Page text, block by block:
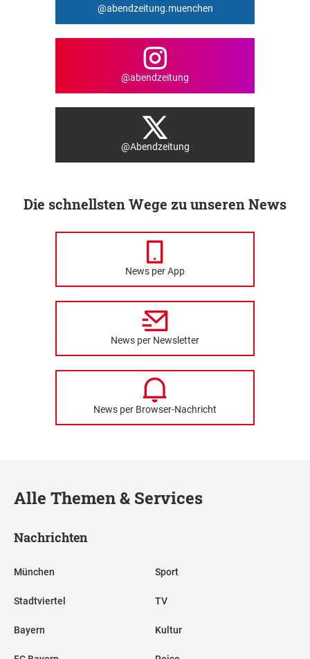
@abendzeitung.muenchen
@abendzeitung
@Abendzeitung
Die schnellsten Wege zu unseren News
News per App
News per Newsletter
News per Browser-Nachricht
Alle Themen & Services
Nachrichten
München
Stadtviertel
Bayern
Sport
TV
Kultur